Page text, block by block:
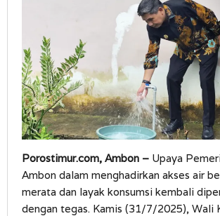
Porostimur.com, Ambon – Upaya
Ambon dalam menghadirkan akses air
merata dan layak konsumsi kembali
dengan tegas. Kamis (31/7/2025), Wali